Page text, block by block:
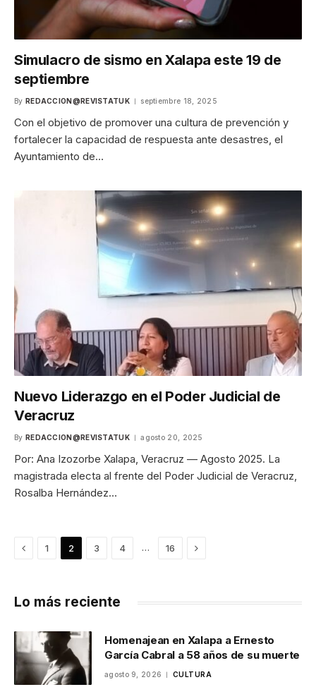
Simulacro de sismo en Xalapa este 19 de
septiembre
By REDACCION@REVISTATUK septiembre 18, 2025
Con el objetivo de promover una cultura de prevención y
fortalecer la capacidad de respuesta ante desastres, el
Ayuntamiento de…
Nuevo Liderazgo en el Poder Judicial de
Veracruz
By REDACCION@REVISTATUK agosto 20, 2025
Por: Ana Izozorbe Xalapa, Veracruz — Agosto 2025. La
magistrada electa al frente del Poder Judicial de Veracruz,
Rosalba Hernández…
Previous
1 2 3 4 … 16 Next
Lo más reciente
Homenajean en Xalapa a Ernesto
García Cabral a 58 años de su muerte
agosto 9, 2026 CULTURA